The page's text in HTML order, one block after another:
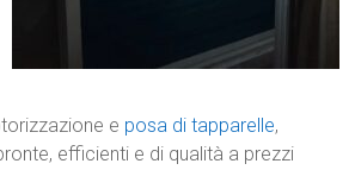
e posa di tapparelle,
efficienti e di qualità a prezzi